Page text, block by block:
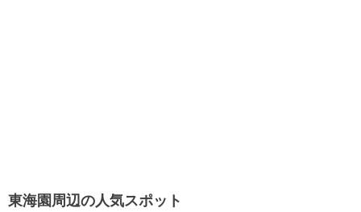
東海園周辺の人気スポット